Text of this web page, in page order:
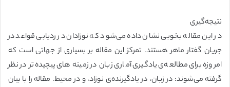
نتیجه‌گیری
در این مقاله بخوبی نشان داده می‌شود که نوزادان در ردیابی قواعد در
جریان گفتار ماهر هستند. تمرکز این مقاله بر بسیاری از جهاتی است که
امروزه برای مطالعه‌ی یادگیری آماری زبان در زمینه های پیچیده‌تر در نظر
گرفته می‌شوند: در زبان، در یادگیرنده‌ی نوزاد، و در محیط. مقاله را با بیان